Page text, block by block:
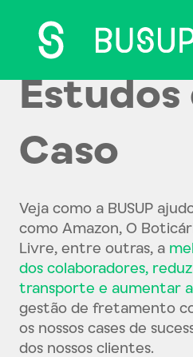
Home
Estudos de caso
Operadores
Contato
Blog
Estudos
Caso
Veja como a BUSUP
como Amazon, O
Livre, entre outras, a
dos colaboradores,
transporte e aumentar
gestão de fretamento
os nossos cases de
dos nossos clientes.